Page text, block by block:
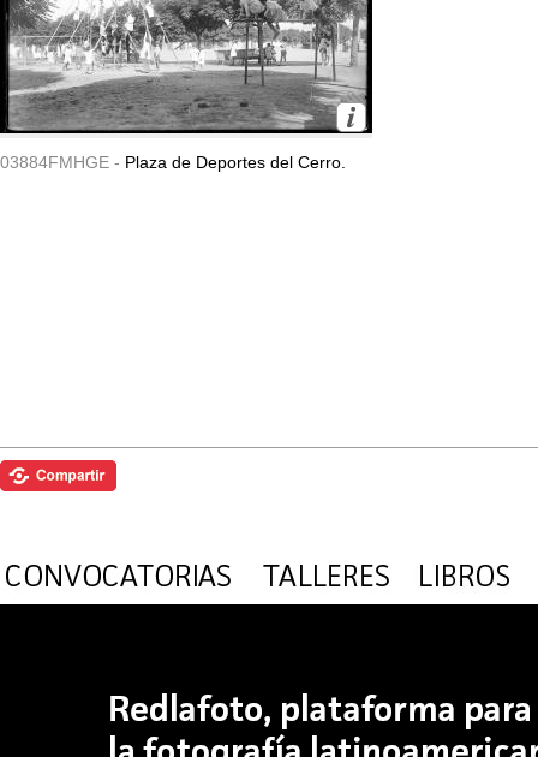
03884FMHGE - Plaza de Deportes del Cerro.